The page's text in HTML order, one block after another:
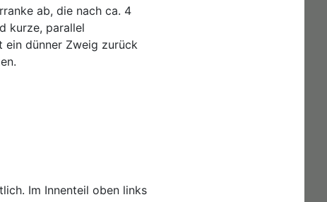
ab, die nach ca. 4
kurze, parallel
ein dünner Zweig zurück
Im Innenteil oben links